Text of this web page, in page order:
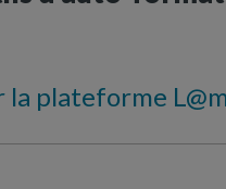
la plateforme